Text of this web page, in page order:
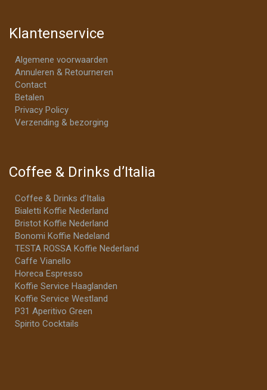
Klantenservice
Algemene voorwaarden
Annuleren & Retourneren
Contact
Betalen
Privacy Policy
Verzending & bezorging
Coffee & Drinks d’Italia
Coffee & Drinks d’Italia
Bialetti Koffie Nederland
Bristot Koffie Nederland
Bonomi Koffie Nedeland
TESTA ROSSA Koffie Nederland
Caffe Vianello
Horeca Espresso
Koffie Service Haaglanden
Koffie Service Westland
P31 Aperitivo Green
Spirito Cocktails